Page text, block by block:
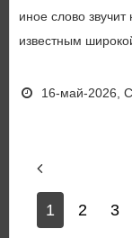
иное слово
известным
16-май-2026,
1 2 3